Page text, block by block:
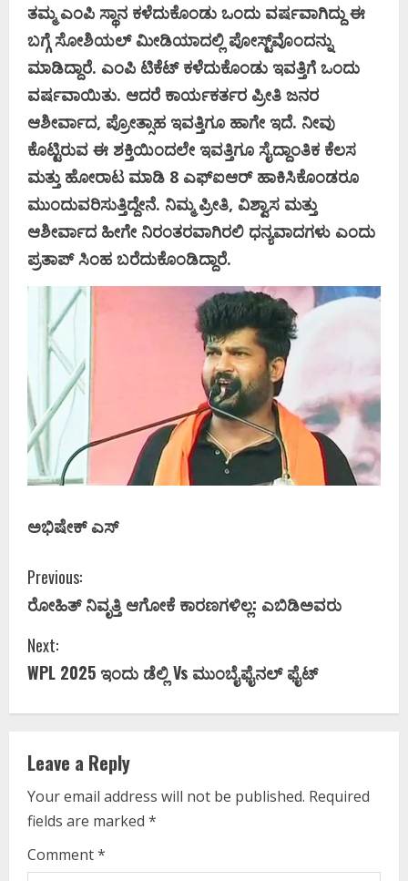
ತಮ್ಮ ಎಂಪಿ ಸ್ಥಾನ ಕಳೆದುಕೊಂಡು ಒಂದು ವರ್ಷವಾಗಿದ್ದು ಈ
ಬಗ್ಗೆ ಸೋಶಿಯಲ್‌ ಮೀಡಿಯಾದಲ್ಲಿ ಪೋಸ್ಟ್‌ವೊಂದನ್ನು
ಮಾಡಿದ್ದಾರೆ. ಎಂಪಿ ಟಿಕೆಟ್‌ ಕಳೆದುಕೊಂಡು ಇವತ್ತಿಗೆ ಒಂದು
ವರ್ಷವಾಯಿತು. ಆದರೆ ಕಾರ್ಯಕರ್ತರ ಪ್ರೀತಿ ಜನರ
ಆಶೀರ್ವಾದ, ಪ್ರೋತ್ಸಾಹ ಇವತ್ತಿಗೂ ಹಾಗೇ ಇದೆ. ನೀವು
ಕೊಟ್ಟಿರುವ ಈ ಶಕ್ತಿಯಿಂದಲೇ ಇವತ್ತಿಗೂ ಸೈದ್ದಾಂತಿಕ ಕೆಲಸ
ಮತ್ತು ಹೋರಾಟ ಮಾಡಿ 8 ಎಫ್‌ಐಆರ್‌ ಹಾಕಿಸಿಕೊಂಡರೂ
ಮುಂದುವರಿಸುತ್ತಿದ್ದೇನೆ. ನಿಮ್ಮ ಪ್ರೀತಿ, ವಿಶ್ವಾಸ ಮತ್ತು
ಆಶೀರ್ವಾದ ಹೀಗೇ ನಿರಂತರವಾಗಿರಲಿ ಧನ್ಯವಾದಗಳು ಎಂದು
ಪ್ರತಾಪ್‌ ಸಿಂಹ ಬರೆದುಕೊಂಡಿದ್ದಾರೆ.
ಅಭಿಷೇಕ್‌ ಎಸ್
C
o
n
n
u
e
Previous:
ರೋಹಿತ್‌ ನಿವೃತ್ತಿ ಆಗೋಕೆ ಕಾರಣಗಳಿಲ್ಲ: ಎಬಿಡಿಅವರು
Next:
WPL 2025 ಇಂದು ಡೆಲ್ಲಿ Vs ಮುಂಬೈಫೈನಲ್‌ ಫೈಟ್
Leave a Reply
Your email address will not be published. Required
fields are marked *
Comment*